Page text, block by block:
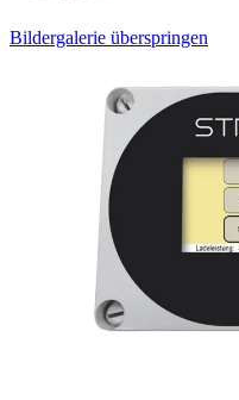
Bildergalerie überspringen